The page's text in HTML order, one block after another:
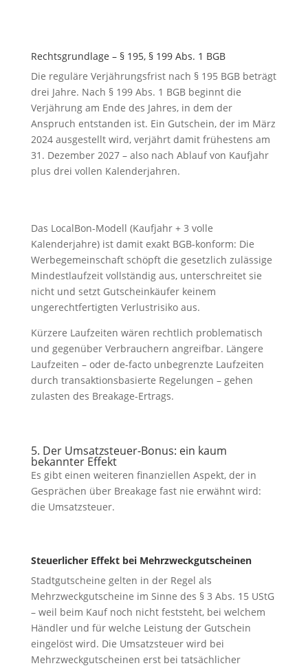
Rechtsgrundlage – § 195, § 199 Abs. 1 BGB
Die reguläre Verjährungsfrist nach § 195 BGB beträgt
drei Jahre. Nach § 199 Abs. 1 BGB beginnt die
Verjährung am Ende des Jahres, in dem der
Anspruch entstanden ist. Ein Gutschein, der im März
2024 ausgestellt wird, verjährt damit frühestens am
31. Dezember 2027 – also nach Ablauf von Kaufjahr
plus drei vollen Kalenderjahren.
Das LocalBon-Modell (Kaufjahr + 3 volle
Kalenderjahre) ist damit exakt BGB-konform: Die
Werbegemeinschaft schöpft die gesetzlich zulässige
Mindestlaufzeit vollständig aus, unterschreitet sie
nicht und setzt Gutscheinkäufer keinem
ungerechtfertigten Verlustrisiko aus.
Kürzere Laufzeiten wären rechtlich problematisch
und gegenüber Verbrauchern angreifbar. Längere
Laufzeiten – oder de-facto unbegrenzte Laufzeiten
durch transaktionsbasierte Regelungen – gehen
zulasten des Breakage-Ertrags.
5. Der Umsatzsteuer-Bonus: ein kaum
bekannter Effekt
Es gibt einen weiteren finanziellen Aspekt, der in
Gesprächen über Breakage fast nie erwähnt wird:
die Umsatzsteuer.
Steuerlicher Effekt bei Mehrzweckgutscheinen
Stadtgutscheine gelten in der Regel als
Mehrzweckgutscheine im Sinne des § 3 Abs. 15 UStG
– weil beim Kauf noch nicht feststeht, bei welchem
Händler und für welche Leistung der Gutschein
eingelöst wird. Die Umsatzsteuer wird bei
Mehrzweckgutscheinen erst bei tatsächlicher